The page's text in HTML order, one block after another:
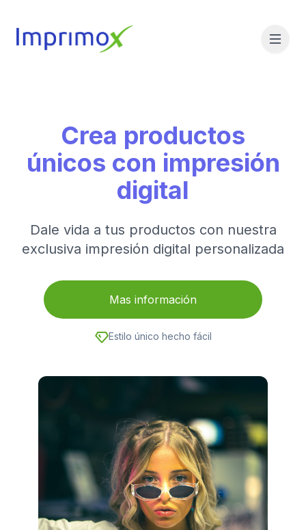
Crea productos
únicos con impresión
digital
Dale vida a tus productos con nuestra
exclusiva impresión digital personalizada
Mas información
Estilo único hecho fácil